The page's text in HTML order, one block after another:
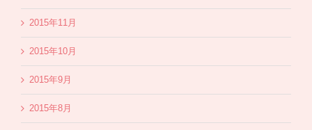
2015年11月
2015年10月
2015年9月
2015年8月